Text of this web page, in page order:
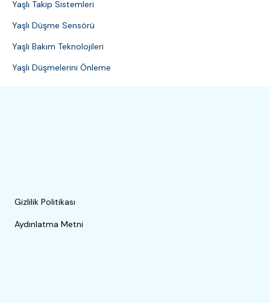
Yaşlı Takip Sistemleri
Yaşlı Düşme Sensörü
Yaşlı Bakım Teknolojileri
Yaşlı Düşmelerini Önleme
Gizlilik Politikası
Aydınlatma Metni